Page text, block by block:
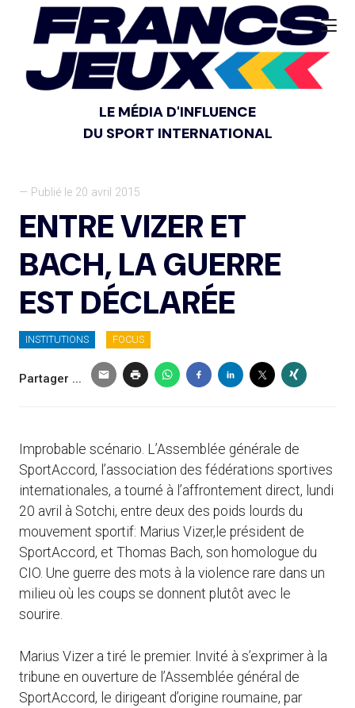
LE MÉDIA D'INFLUENCE
DU SPORT INTERNATIONAL
— Publié le 20 avril 2015
ENTRE VIZER ET
BACH, LA GUERRE
EST DÉCLARÉE
INSTITUTIONS FOCUS
Partager ...
Improbable scénario. L’Assemblée générale de
SportAccord, l’association des fédérations sportives
internationales, a tourné à l’affrontement direct, lundi
20 avril à Sotchi, entre deux des poids lourds du
mouvement sportif: Marius Vizer,le président de
SportAccord, et Thomas Bach, son homologue du
CIO. Une guerre des mots à la violence rare dans un
milieu où les coups se donnent plutôt avec le
sourire.
Marius Vizer a tiré le premier. Invité à s’exprimer à la
tribune en ouverture de l’Assemblée général de
SportAccord, le dirigeant d’origine roumaine, par